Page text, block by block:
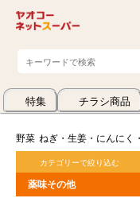
特集 チラシ商品
野菜 ねぎ・生姜・にんにく
カテゴリーで絞り込む
薬味その他